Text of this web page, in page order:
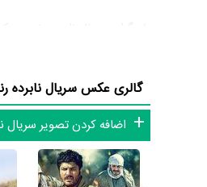
بازیگران سریال نابرده رنج
نابرده رنج را یک اثر
بوده است؛ باید بررسی کرد آیا
باشند و بازی‌های درخشانی را
از دیگر بازیگران سریال
محمود رضاییاشاره کرد.
گالری عکس سریال نابرده
اضافه کردن تصویر سریال